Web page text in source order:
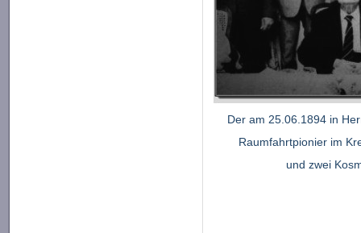
Der am 25.06.1894 in
Raumfahrtpionier im
und zwei